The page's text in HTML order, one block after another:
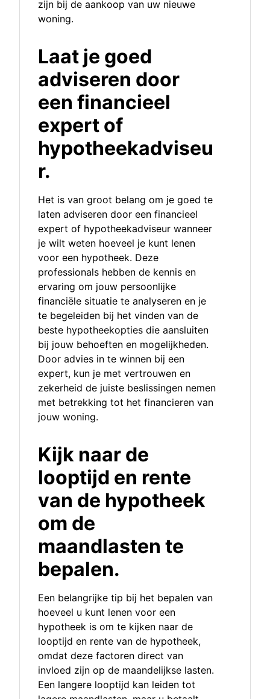
zijn bij de aankoop van uw nieuwe
woning.
Laat je goed
adviseren door
een financieel
expert of
hypotheekadviseu
r.
Het is van groot belang om je goed te
laten adviseren door een financieel
expert of hypotheekadviseur wanneer
je wilt weten hoeveel je kunt lenen
voor een hypotheek. Deze
professionals hebben de kennis en
ervaring om jouw persoonlijke
financiële situatie te analyseren en je
te begeleiden bij het vinden van de
beste hypotheekopties die aansluiten
bij jouw behoeften en mogelijkheden.
Door advies in te winnen bij een
expert, kun je met vertrouwen en
zekerheid de juiste beslissingen nemen
met betrekking tot het financieren van
jouw woning.
Kijk naar de
looptijd en rente
van de hypotheek
om de
maandlasten te
bepalen.
Een belangrijke tip bij het bepalen van
hoeveel u kunt lenen voor een
hypotheek is om te kijken naar de
looptijd en rente van de hypotheek,
omdat deze factoren direct van
invloed zijn op de maandelijkse lasten.
Een langere looptijd kan leiden tot